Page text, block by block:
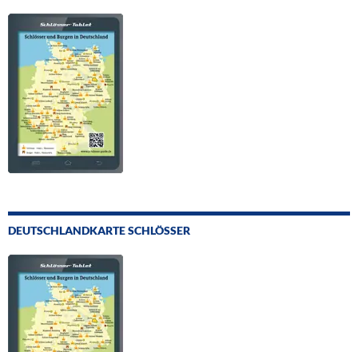
DEUTSCHLANDKARTE SCHLÖSSER